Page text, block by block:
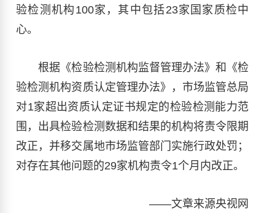
验检测机构100家，其中包括23家国家质检中
心。
根据《检验检测机构监督管理办法》和《检
验检测机构资质认定管理办法》，市场监管总局
对1家超出资质认定证书规定的检验检测能力范
围，出具检验检测数据和结果的机构将责令限期
改正，并移交属地市场监管部门实施行政处罚；
对存在其他问题的29家机构责令1个月内改正。
——文章来源央视网